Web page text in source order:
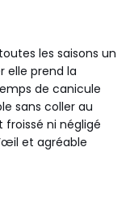
les saisons un
elle prend la
de canicule
sans coller au
froissé ni négligé
et agréable